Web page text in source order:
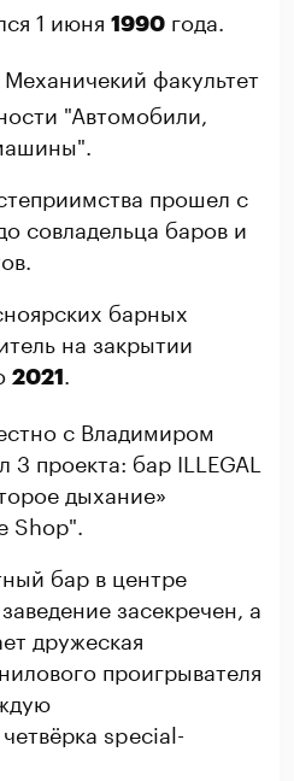
1 июня 1990 года.
факультет
"Автомобили,
прошел с
совладельца баров и
барных
на закрытии
2021
с Владимиром
проекта: бар ILLEGAL
дыхание»
Shop".
бар в центре
засекречен, а
дружеская
проигрывателя
special-